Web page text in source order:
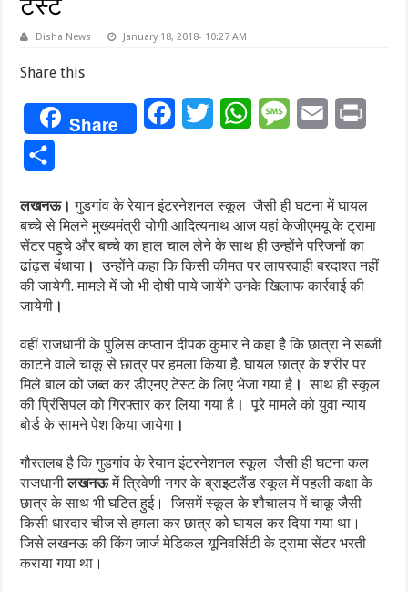
टेस्ट
Disha News January 18, 2018- 10:27 AM
Share this
Share FacebookTwitterWhatsAppMessageEmail
लखनऊ। गुडगांव के रेयान इंटरनेशनल स्कूल जैसी ही घटना में घायल
बच्चे से मिलने मुख्यमंत्री योगी आदित्यनाथ आज यहां केजीएमयू के ट्रामा
सेंटर पहुचे और बच्चे का हाल चाल लेने के साथ ही उन्होंने परिजनों का
ढांढ़स बंधाया । उन्होंने कहा कि किसी कीमत पर लापरवाही बरदाश्त नहीं
की जायेगी. मामले में जो भी दोषी पाये जायेंगे उनके खिलाफ कार्रवाई की
जायेगी ।
वहीं राजधानी के पुलिस कप्तान दीपक कुमार ने कहा है कि छात्रा ने सब्जी
काटने वाले चाकू से छात्र पर हमला किया है. घायल छात्र के शरीर पर
मिले बाल को जब्त कर डीएनए टेस्ट के लिए भेजा गया है । साथ ही स्कूल
की प्रिंसिपल को गिरफ्तार कर लिया गया है । पूरे मामले को युवा न्याय
बोर्ड के सामने पेश किया जायेगा ।
गौरतलब है कि गुडगांव के रेयान इंटरनेशनल स्कूल जैसी ही घटना कल
राजधानीलखनऊमें त्रिवेणी नगर के ब्राइटलैंड स्कूल में पहली कक्षा के
छात्र के साथ भी घटित हुई। जिसमें स्कूल के शौचालय में चाकू जैसी
किसी धारदार चीज से हमला कर छात्र को घायल कर दिया गया था।
जिसे लखनऊ की किंग जार्ज मेडिकल यूनिवर्सिटी के ट्रामा सेंटर भरती
कराया गया था।